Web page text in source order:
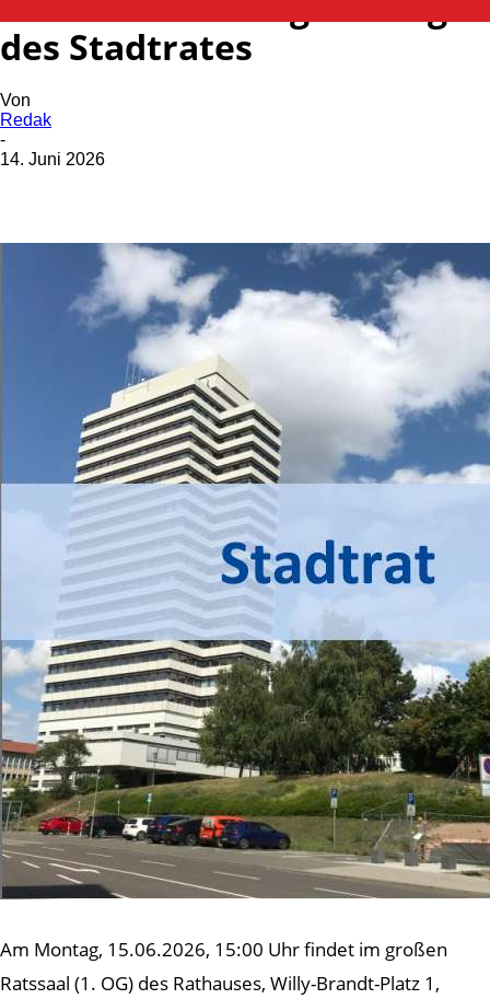
des Stadtrates
Von
Redak
-
14. Juni 2026
Am Montag, 15.06.2026, 15:00 Uhr findet im großen
Ratssaal (1. OG) des Rathauses, Willy-Brandt-Platz 1,